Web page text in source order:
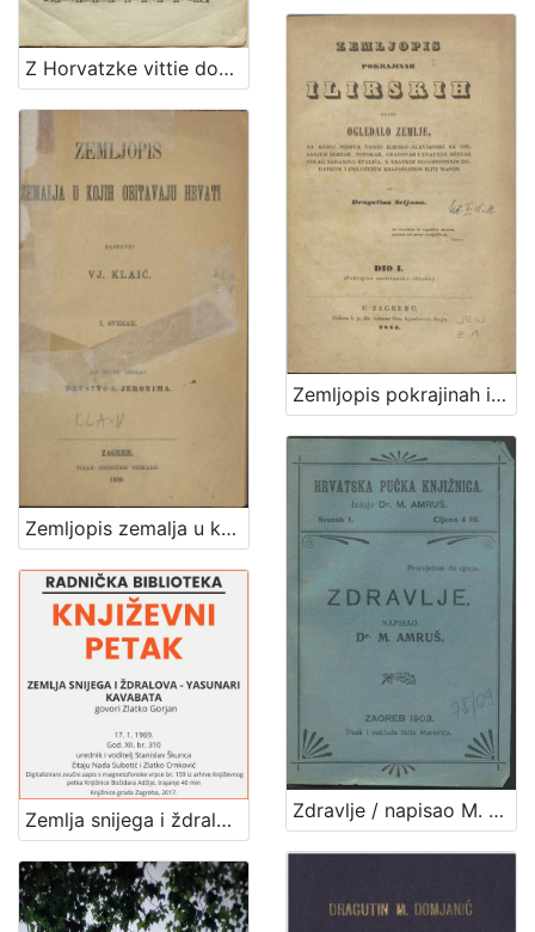
Z Horvatzke vittie dobro poselenye vuchinyeno kad je bana nasztavlenye : vu Zagrebu meszecza veliko-messnyaka dan XXXI. letta 1785
Zemljopis zemalja u kojih obitavaju Hrvati
Zemljopis pokrajinah ilirskih iliti Ogledalo zemlje, na kojoj pribiva narod ilirsko-slavjanski sa opisanjem berdah, potokah, gradovah i znatniih mestah polag sadanjeg stališa, s kratkim dogodopisnim dodatkom i priloženim krajobrazom iliti mapom / od Dragutina Seljana
Zemlja snijega i ždralova - Yasunari Kavabata : Književni petak, 17. 1. 1969., dvorana u Medulićevoj 30 / govori Zlatko Gorjan ; čitaju Nada Subotić i Zlatko Crnković ; urednik i voditelj Stanislav Škunca Zdravlje / napisao M. [Milan] Amruš